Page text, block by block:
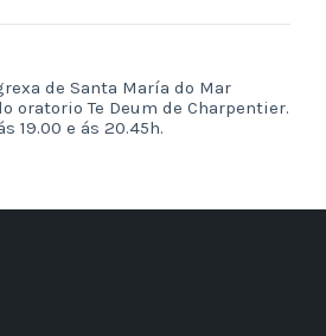
de Santa María do Mar
oratorio Te Deum de Charpentier.
19.00 e ás 20.45h.